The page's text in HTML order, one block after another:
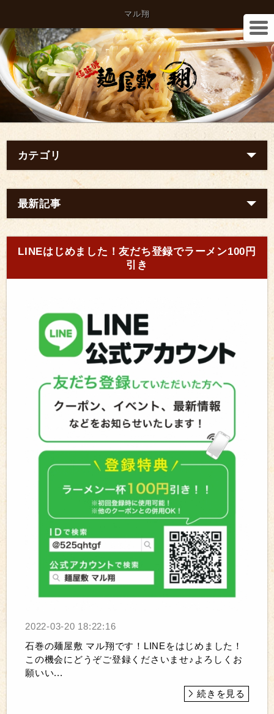
マル翔
カテゴリ
最新記事
LINEはじめました！友だち登録でラーメン100円
引き
2022-03-20 18:22:16
石巻の麺屋敷 マル翔です！LINEをはじめました！
この機会にどうぞご登録くださいませ♪よろしくお
願いい...
続きを見る